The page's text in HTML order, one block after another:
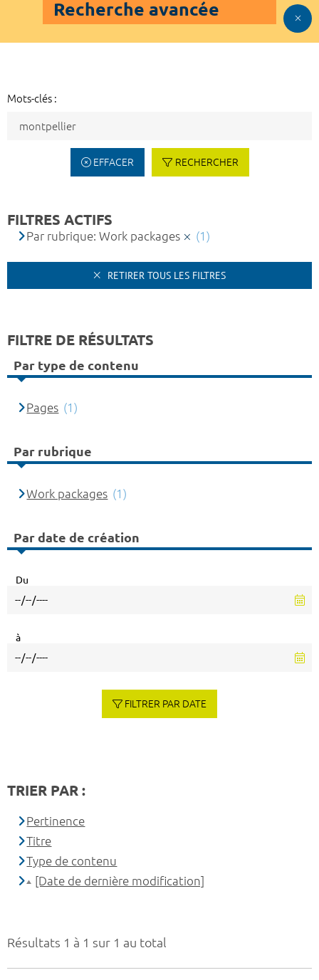
Recherche avancée
Mots-clés :
EFFACER RECHERCHER
Résultats 1 à 1 sur 1 au total
FILTRES ACTIFS
Par rubrique: Work packages (1)
RETIRER TOUS LES FILTRES
FILTRE DE RÉSULTATS
Par type de contenu
Pages (1)
Par rubrique
Work packages (1)
Par date de création
Du
à
FILTRER PAR DATE
TRIER PAR :
Pertinence
Titre
Type de contenu
[Date de dernière modification]